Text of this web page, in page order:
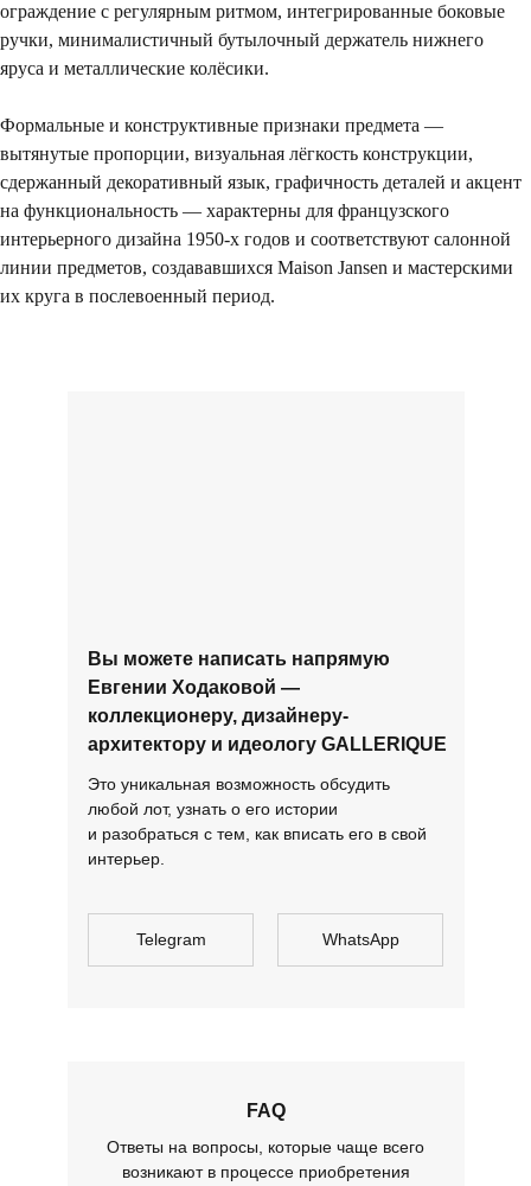
ограждение с регулярным ритмом, интегрированные боковые
ручки, минималистичный бутылочный держатель нижнего
яруса и металлические колёсики.
Формальные и конструктивные признаки предмета —
вытянутые пропорции, визуальная лёгкость конструкции,
сдержанный декоративный язык, графичность деталей и акцент
на функциональность — характерны для французского
интерьерного дизайна 1950-х годов и соответствуют салонной
линии предметов, создававшихся Maison Jansen и мастерскими
их круга в послевоенный период.
Telegram WhatsApp
Это уникальная возможность обсудить
любой лот, узнать о его истории
и разобраться с тем, как вписать его в свой
интерьер.
FAQ
Ответы на вопросы, которые чаще всего
возникают в процессе приобретения
Вы можете написать напрямую
Евгении Ходаковой —
коллекционеру, дизайнеру-
архитектору и идеологу GALLERIQUE
Вы можете
Евгении
коллекционеру,
архитектору и
Посещение только
договоренности